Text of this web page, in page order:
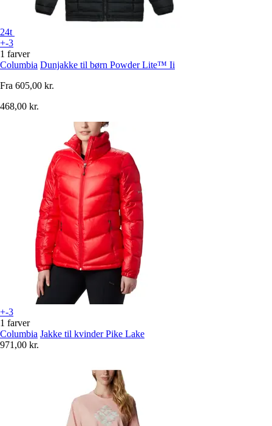
24t
+-3
1 farver
Columbia Dunjakke til børn Powder Lite™ Ii
Fra 605,00 kr.
468,00 kr.
+-3
1 farver
Columbia Jakke til kvinder Pike Lake
971,00 kr.